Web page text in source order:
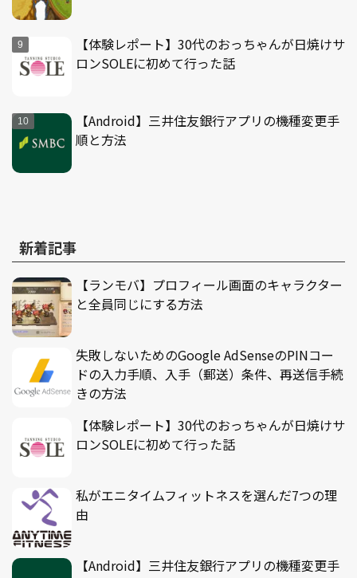
【体験レポート】30代のおっちゃんが日焼けサ
ロンSOLEに初めて行った話
【Android】三井住友銀行アプリの機種変更手
順と方法
新着記事
【ランモバ】プロフィール画面のキャラクター
と全員同じにする方法
失敗しないためのGoogle AdSenseのPINコー
ドの入力手順、入手（郵送）条件、再送信手続
きの方法
【体験レポート】30代のおっちゃんが日焼けサ
ロンSOLEに初めて行った話
私がエニタイムフィットネスを選んだ7つの理
由
【Android】三井住友銀行アプリの機種変更手